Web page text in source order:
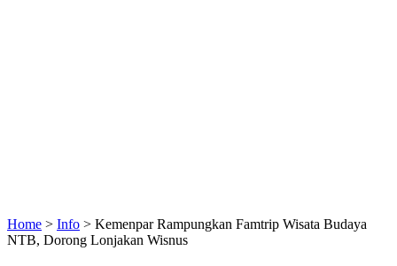
Home > Info > Kemenpar Rampungkan Famtrip Wisata Budaya
NTB, Dorong Lonjakan Wisnus